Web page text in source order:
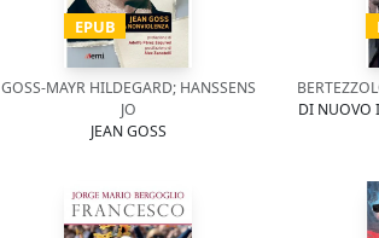
EPUB
GOSS-MAYR HILDEGARD; HANSSENS
JO
JEAN GOSS
DI NUOVO